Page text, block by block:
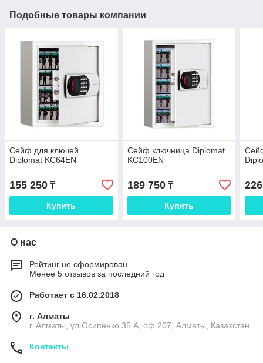
Подобные товары компании
Сейф для ключей
Diplomat KC64EN
155 250 ₸
Купить
Сейф ключница Diplomat
KC100EN
189 750₸
Купить
О нас
Рейтинг не сформирован
Менее 5 отзывов за последний год
Работает с 16.02.2018
г. Алматы
г. Алматы, ул Осипенко 35 А, оф 207, Алматы, Казахстан
Контакты